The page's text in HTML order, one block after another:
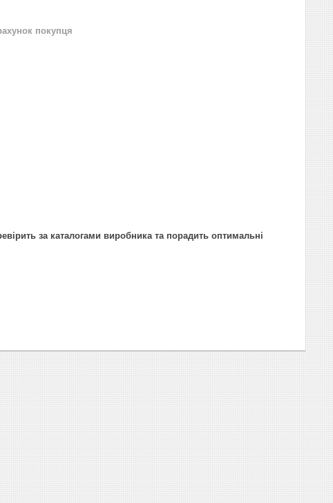
покупця
за каталогами виробника та порадить оптимальні